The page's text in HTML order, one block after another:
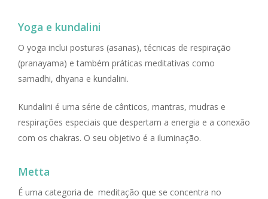
Yoga e kundalini
O yoga inclui posturas (asanas), técnicas de respiração
(pranayama) e também práticas meditativas como
samadhi, dhyana e kundalini.
Kundalini é uma série de cânticos, mantras, mudras e
respirações especiais que despertam a energia e a conexão
com os chakras. O seu objetivo é a iluminação.
Metta
É uma categoria de meditação que se concentra no